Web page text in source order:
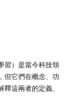
習）是當今科技領
但它們在概念、功
這兩者的定義、